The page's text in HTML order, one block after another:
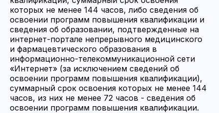
которых не менее 144 часов, либо сведения об
освоении программ повышения квалификации и
сведения об образовании, подтвержденные на
интернет-портале непрерывного медицинского
и фармацевтического образования в
информационно-телекоммуникационной сети
«Интернет» (за исключением сведений об
освоении программ повышения квалификации),
суммарный срок освоения которых не менее 144
часов, из них не менее 72 часов - сведения об
освоении программ повышения квалификации.